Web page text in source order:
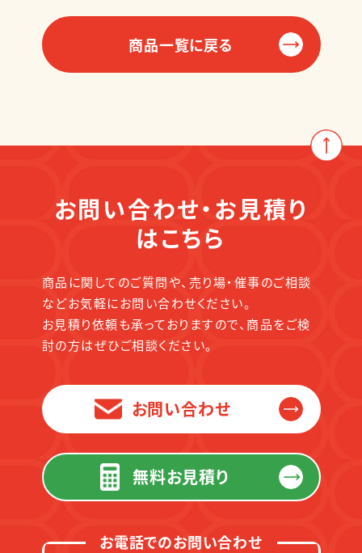
商品一覧に戻る
お問い合わせ・お見積り
はこちら
商品に関してのご質問や、売り場・催事のご相談
などお気軽にお問い合わせください。
お見積り依頼も承っておりますので、商品をご検
討の方はぜひご相談ください。
お問い合わせ
無料お見積り
お電話でのお問い合わせ